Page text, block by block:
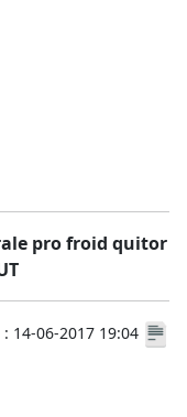
pro froid quitor
: 14-06-2017 19:04